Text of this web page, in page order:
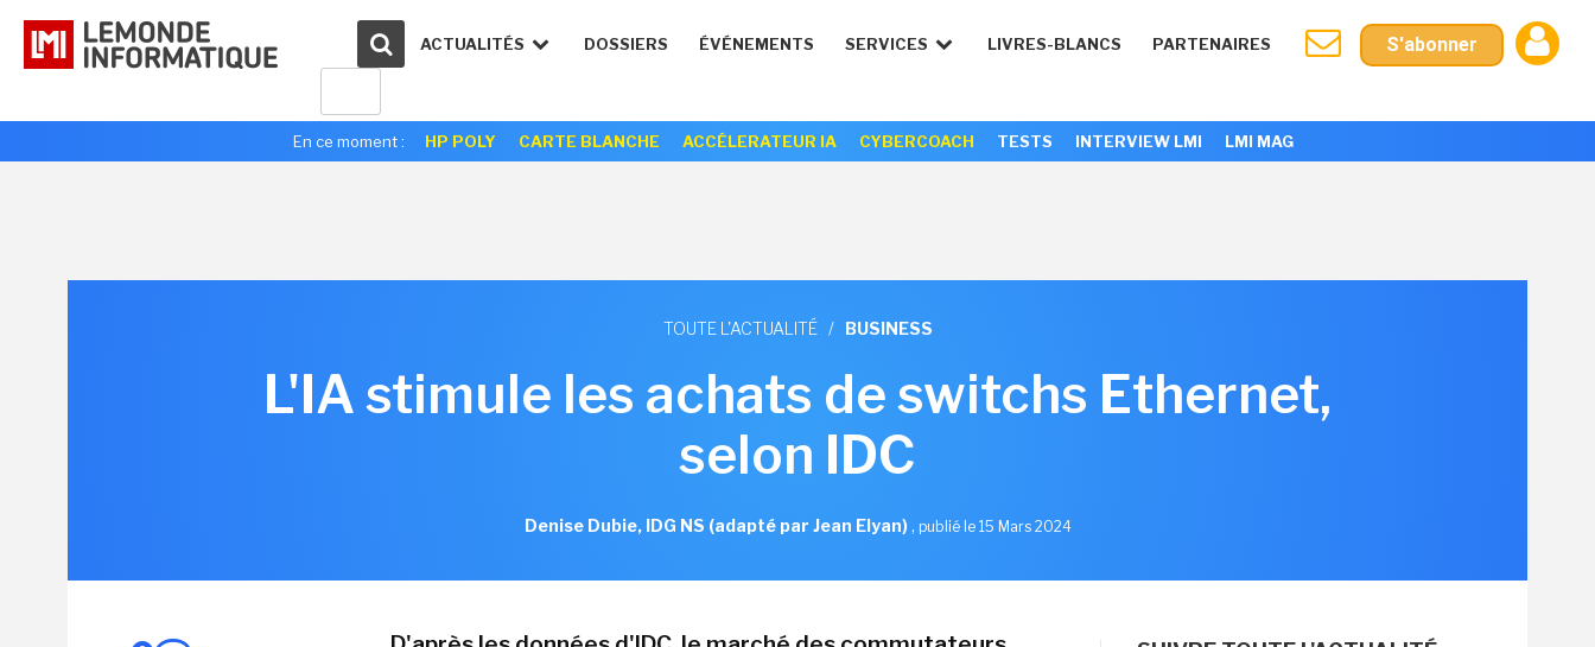
ACTUALITÉS DOSSIERS ÉVÉNEMENTS SERVICES LIVRES-BLANCS PARTENAIRES S'abonner
En ce moment : HP POLY CARTE BLANCHE ACCÉLERATEUR IA CYBERCOACH TESTS INTERVIEW LMI LMI MAG
TOUTE L'ACTUALITÉ / BUSINESS
L'IA stimule les achats de switchs Ethernet,
selon IDC
Denise Dubie, IDG NS (adapté par Jean Elyan), publié le 15 Mars 2024